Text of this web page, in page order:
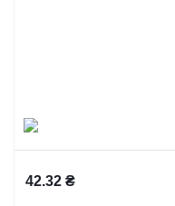
42.32 ₴